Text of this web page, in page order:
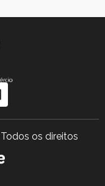
os direitos